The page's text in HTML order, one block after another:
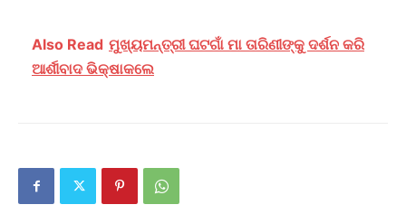
Also Read ମୁଖ୍ୟମନ୍ତ୍ରୀ ଘଟଗାଁ ମା ତାରିଣୀଙ୍କୁ ଦର୍ଶନ କରି
ଆର୍ଶୀବାଦ ଭିକ୍ଷାକଲେ